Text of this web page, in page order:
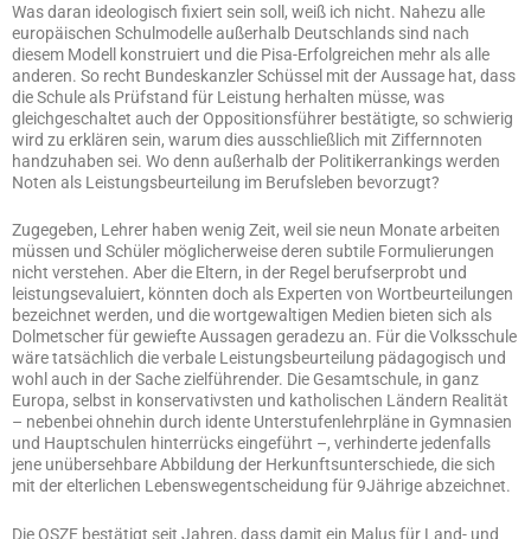
Was daran ideologisch fixiert sein soll, weiß ich nicht. Nahezu alle
europäischen Schulmodelle außerhalb Deutschlands sind nach
diesem Modell konstruiert und die Pisa-Erfolgreichen mehr als alle
anderen. So recht Bundeskanzler Schüssel mit der Aussage hat, dass
die Schule als Prüfstand für Leistung herhalten müsse, was
gleichgeschaltet auch der Oppositionsführer bestätigte, so schwierig
wird zu erklären sein, warum dies ausschließlich mit Ziffernnoten
handzuhaben sei. Wo denn außerhalb der Politikerrankings werden
Noten als Leistungsbeurteilung im Berufsleben bevorzugt?
Zugegeben, Lehrer haben wenig Zeit, weil sie neun Monate arbeiten
müssen und Schüler möglicherweise deren subtile Formulierungen
nicht verstehen. Aber die Eltern, in der Regel berufserprobt und
leistungsevaluiert, könnten doch als Experten von Wortbeurteilungen
bezeichnet werden, und die wortgewaltigen Medien bieten sich als
Dolmetscher für gewiefte Aussagen geradezu an. Für die Volksschule
wäre tatsächlich die verbale Leistungsbeurteilung pädagogisch und
wohl auch in der Sache zielführender. Die Gesamtschule, in ganz
Europa, selbst in konservativsten und katholischen Ländern Realität
– nebenbei ohnehin durch idente Unterstufenlehrpläne in Gymnasien
und Hauptschulen hinterrücks eingeführt –, verhinderte jedenfalls
jene unübersehbare Abbildung der Herkunftsunterschiede, die sich
mit der elterlichen Lebenswegentscheidung für 9Jährige abzeichnet.
Die OSZE bestätigt seit Jahren, dass damit ein Malus für Land- und